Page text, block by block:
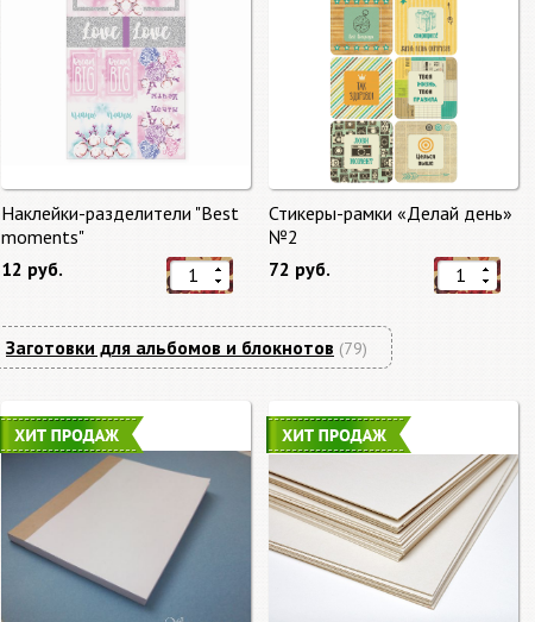
Наклейки-разделители "Best
moments"
12 руб.
Стикеры-рамки «Делай день»
№2
72 руб.
Заготовки для альбомов и блокнотов (79)